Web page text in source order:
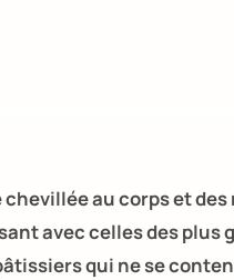
chevillée au corps et
avec celles des plus
qui ne se